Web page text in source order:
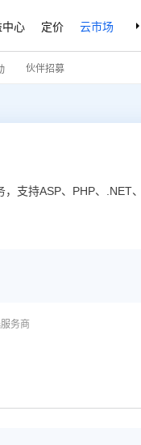
心 定价 云市场
伙伴招募
支持ASP、PHP、.NET
务商